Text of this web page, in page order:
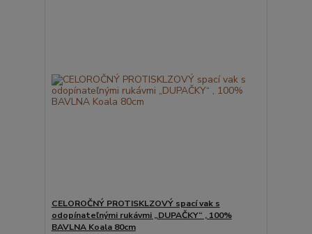
CELOROČNÝ PROTISKLZOVÝ spací vak s
odopínateľnými rukávmi „DUPAČKY“ , 100%
BAVLNA Koala 80cm